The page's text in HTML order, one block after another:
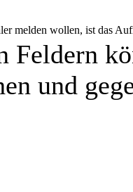
melden wollen, ist das
Feldern
und